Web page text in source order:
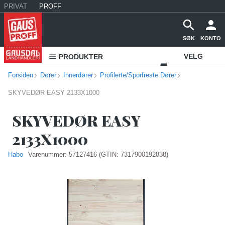
PRIVAT PROFF
SØK KONTO
PRODUKTER VELG
VAREHUS
Forsiden Dører Innerdører Profilerte/Sporfreste Dører
SKYVEDØR EASY 2133X1000
SKYVEDØR EASY
2133X1000
Habo Varenummer: 57127416 (GTIN: 7317900192838)